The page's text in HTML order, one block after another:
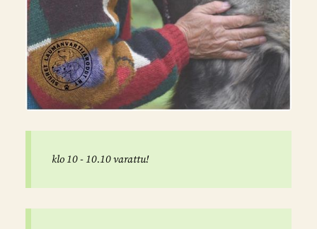
klo 10 - 10.10 varattu!